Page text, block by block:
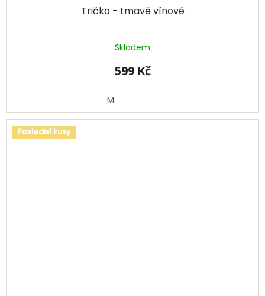
Tričko - tmavě vínové
Skladem
599 Kč
M
Poslední kusy